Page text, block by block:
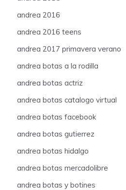
andrea 2016
andrea 2016 teens
andrea 2017 primavera verano
andrea botas a la rodilla
andrea botas actriz
andrea botas catalogo virtual
andrea botas facebook
andrea botas gutierrez
andrea botas hidalgo
andrea botas mercadolibre
andrea botas y botines